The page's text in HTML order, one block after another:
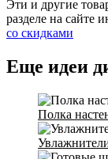
Эти и другие
разделе на сайте
со скидками
Еще идеи
Полка